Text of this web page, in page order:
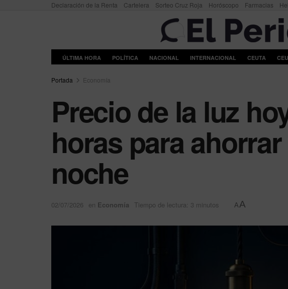
Declaración de la Renta Cartelera Sorteo Cruz Roja Horóscopo Farmacias
ÚLTIMA HORA POLÍTICA NACIONAL INTERNACIONAL CEUTA
Portada Economía
Precio de la luz
horas para
noche
02/07/2026 en Economía Tiempo de lectura: 3 minutos AA